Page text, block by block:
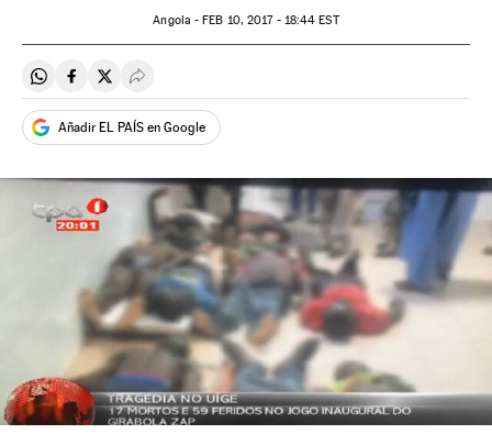
Angola -FEB 10, 2017 - 18:44 EST
Compartir en Whatsapp
Compartir en Facebook
Compartir en Twitter
Desplegar Redes Sociales
Añadir EL PAÍS en Google